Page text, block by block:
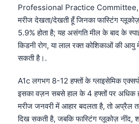
Professional Practice Committee,
मरीज देखता/देखती हूँ जिनका फास्टिंग
5.9% होता है; यह असंगति मील के बाद के
किडनी रोग, या लाल रक्त कोशिकाओं की आयु
सकती है।.
A1c लगभग 8-12 हफ्तों के ग्लाइसेमिक
इसका वज़न सबसे हाल के 4 हफ्तों पर अधिक
मरीज जनवरी में आहार बदलता है, तो अप्रैल
दिख सकती है, जबकि फास्टिंग ग्लूकोज़ नींद,